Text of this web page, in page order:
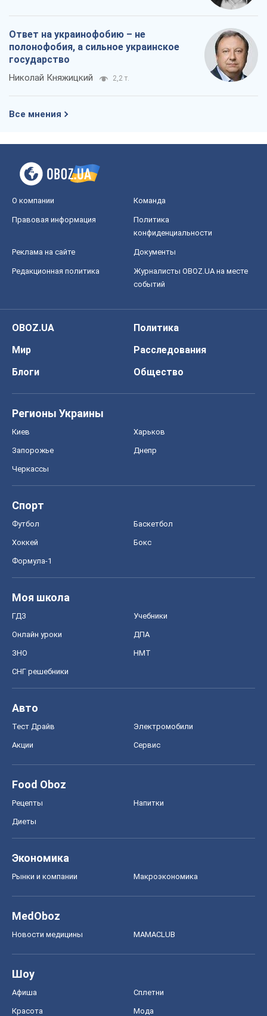
Ответ на украинофобию – не
полонофобия, а сильное украинское
государство
Николай Княжицкий 2,2 т.
Все мнения
О компании Команда
Правовая информация
Политика
конфиденциальности
Реклама на сайте Документы
Редакционная политика
Журналисты OBOZ.UA на месте
событий
OBOZ.UA
Политика
Мир
Расследования
Блоги
Общество
Регионы Украины
Киев Харьков
Запорожье Днепр
Черкассы
Спорт
Футбол Баскетбол
Хоккей Бокс
Формула-1
Моя школа
ГДЗ Учебники
Онлайн уроки ДПА
ЗНО НМТ
СНГ решебники
Авто
Тест Драйв Электромобили
Акции Сервис
Food Oboz
Рецепты Напитки
Диеты
Экономика
Рынки и компании Mакроэкономика
MedOboz
Новости медицины MAMACLUB
Шоу
Афиша Сплетни
Красота Мода